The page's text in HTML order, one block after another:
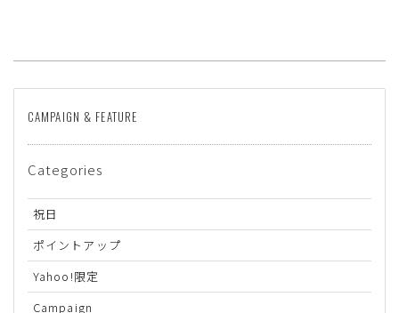
CAMPAIGN & FEATURE
Categories
祝日
ポイントアップ
Yahoo!限定
Campaign
ヒールの高さ